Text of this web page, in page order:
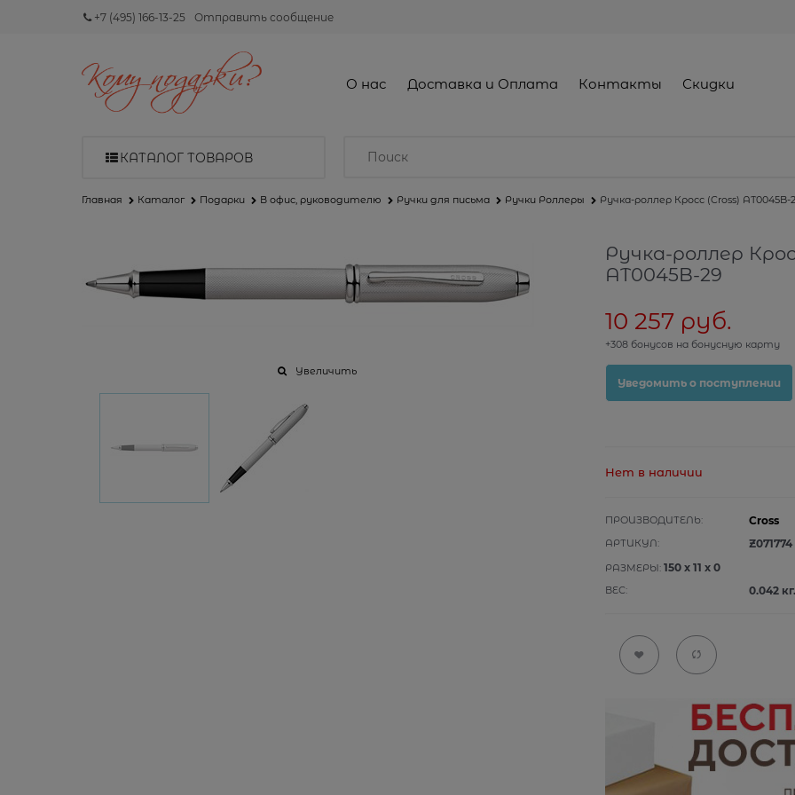
+7 (495) 166-13-25 Отправить сообщение
О нас Доставка и Оплата Контакты Скидки
КАТАЛОГ ТОВАРОВ
Главная Каталог Подарки В офис, руководителю Ручки для письма Ручки Роллеры Ручка-роллер Кросс (Cross) AT0045B-
Увеличить
Ручка-роллер
AT0045B-29
10 257 руб.
+308 бонусов на бонусную карту
Уведомить о поступлении
Нет в наличии
ПРОИЗВОДИТЕЛЬ: Cross
АРТИКУЛ: Z071774
РАЗМЕРЫ: 150 x 11 x 0
ВЕС: 0.042кг.